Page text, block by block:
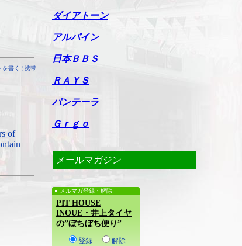
を書く ¦ 携帯
of
ダイアトーン
アルパイン
日本ＢＢＳ
ＲＡＹＳ
パンテーラ
Ｇｒｇｏ
メールマガジン
メルマガ登録・解除
PIT HOUSE
INOUE・井上タイヤ
の”ぼちぼち便り”
登録 解除